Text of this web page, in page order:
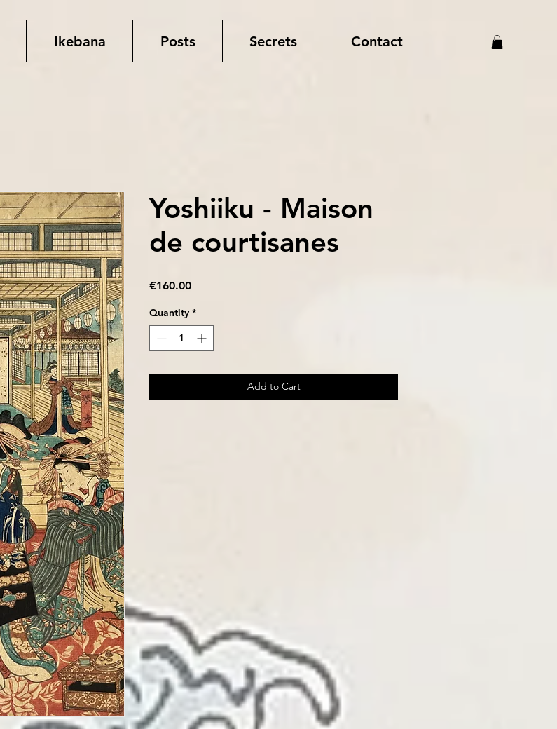
Ikebana Posts Secrets Contact
Yoshiiku - Maison
de courtisanes
€160.00Price
Quantity *
Add to Cart